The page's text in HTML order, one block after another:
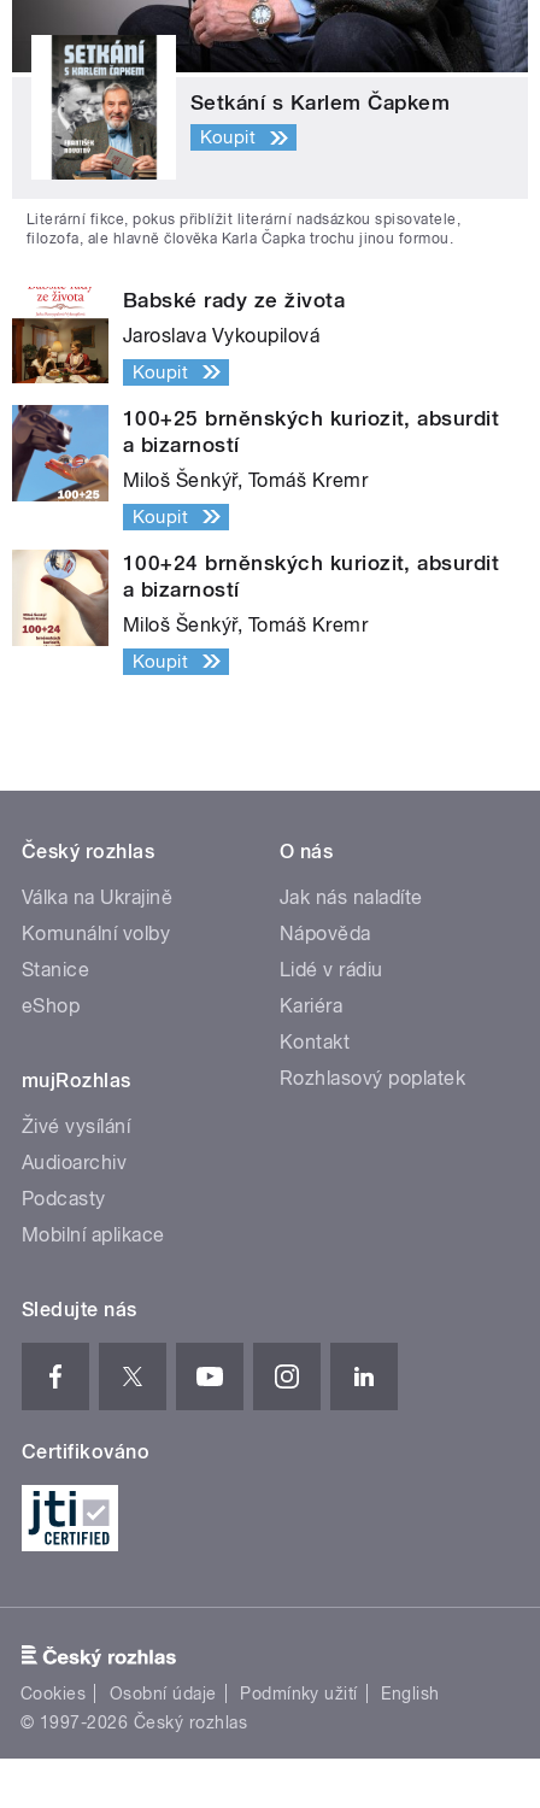
Setkání s Karlem Čapkem
Koupit
Literární fikce, pokus přiblížit literární nadsázkou spisovatele,
filozofa, ale hlavně člověka Karla Čapka trochu jinou formou.
Babské rady ze života
Jaroslava Vykoupilová
Koupit
100+25 brněnských kuriozit, absurdit
a bizarností
Miloš Šenkýř, Tomáš Kremr
Koupit
100+24 brněnských kuriozit, absurdit
a bizarností
Miloš Šenkýř, Tomáš Kremr
Koupit
Český rozhlas
Válka na Ukrajině
Komunální volby
Stanice
eShop
mujRozhlas
Živé vysílání
Audioarchiv
Podcasty
Mobilní aplikace
O nás
Jak nás naladíte
Nápověda
Lidé v rádiu
Kariéra
Kontakt
Rozhlasový poplatek
Sledujte nás
Certifikováno
Cookies Osobní údaje Podmínky užití
English
© 1997-2026 Český rozhlas